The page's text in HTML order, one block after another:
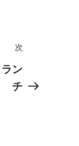
次
の
投
次
ン
チ